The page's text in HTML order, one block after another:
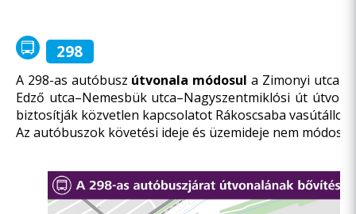
298
A 298-as autóbusz útvonala módosul a Zimonyi utca
Edző utca–Nemesbük utca–Nagyszentmiklósi út
biztosítják közvetlen kapcsolatot Rákoscsaba
Az autóbuszok követési ideje és üzemideje nem módosul.